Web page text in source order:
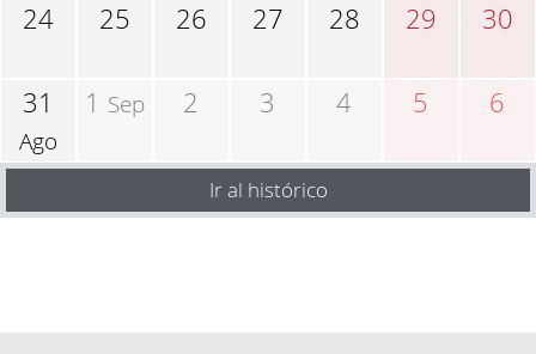
24 25 26 27 28 29 30
31
Ago
1 Sep 2 3 4 5 6
Ir al histórico